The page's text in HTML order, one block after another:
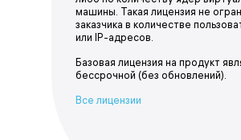
машины. Такая лицензия не
заказчика в количестве
или IP-адресов.
Базовая лицензия на продукт
бессрочной (без обновлений).
Все лицензии